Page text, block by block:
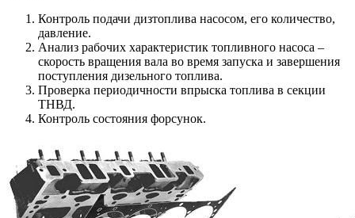
Контроль подачи дизтоплива насосом, его количество,
давление.
Анализ рабочих характеристик топливного насоса –
скорость вращения вала во время запуска и завершения
поступления дизельного топлива.
Проверка периодичности впрыска топлива в секции
ТНВД.
Контроль состояния форсунок.